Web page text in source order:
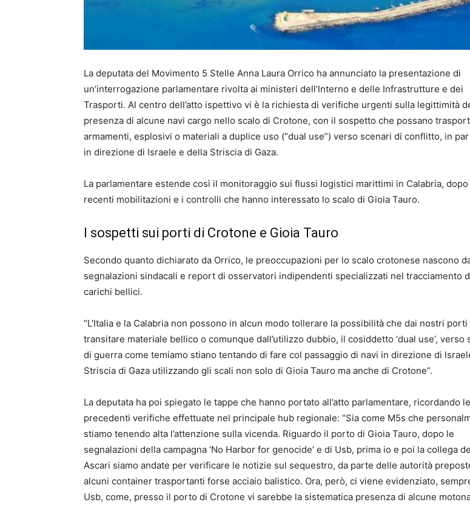
La deputata del Movimento 5 Stelle Anna Laura Orrico ha annunciato la presentazione di
un’interrogazione parlamentare rivolta ai ministeri dell’Interno e delle Infrastrutture e dei
Trasporti. Al centro dell’atto ispettivo vi è la richiesta di verifiche urgenti sulla legittimità
presenza di alcune navi cargo nello scalo di Crotone, con il sospetto che possano
armamenti, esplosivi o materiali a duplice uso (“dual use”) verso scenari di conflitto, in
in direzione di Israele e della Striscia di Gaza.
La parlamentare estende così il monitoraggio sui flussi logistici marittimi in Calabria, dopo
recenti mobilitazioni e i controlli che hanno interessato lo scalo di Gioia Tauro.
I sospetti sui porti di Crotone e Gioia Tauro
Secondo quanto dichiarato da Orrico, le preoccupazioni per lo scalo crotonese nascono
segnalazioni sindacali e report di osservatori indipendenti specializzati nel tracciamento
carichi bellici.
“L’Italia e la Calabria non possono in alcun modo tollerare la possibilità che dai nostri porti
transitare materiale bellico o comunque dall’utilizzo dubbio, il cosiddetto ‘dual use’, verso
di guerra come temiamo stiano tentando di fare col passaggio di navi in direzione di
Striscia di Gaza utilizzando gli scali non solo di Gioia Tauro ma anche di Crotone”.
La deputata ha poi spiegato le tappe che hanno portato all’atto parlamentare, ricordando le
precedenti verifiche effettuate nel principale hub regionale: “Sia come M5s che
stiamo tenendo alta l’attenzione sulla vicenda. Riguardo il porto di Gioia Tauro, dopo le
segnalazioni della campagna ‘No Harbor for genocide’ e di Usb, prima io e poi la collega
Ascari siamo andate per verificare le notizie sul sequestro, da parte delle autorità
alcuni container trasportanti forse acciaio balistico. Ora, però, ci viene evidenziato,
Usb, come, presso il porto di Crotone vi sarebbe la sistematica presenza di alcune